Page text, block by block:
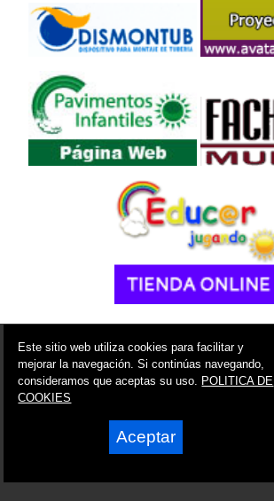
© 2006 - 2026 Portal de Alcantarilla Noticias
info@portaldealcantarilla.es
Síguenos en:
Este sitio web utiliza cookies para facilitar y
mejorar la navegación. Si continúas navegando,
consideramos que aceptas su uso. POLITICA DE
COOKIES
Aceptar